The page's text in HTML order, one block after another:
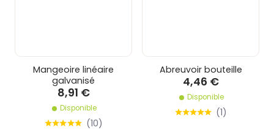
Mangeoire linéaire
galvanisé
8,91 €
Disponible
(10)
Abreuvoir bouteille
4,46 €
Disponible
(1)